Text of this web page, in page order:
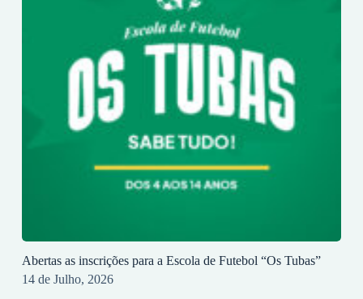
Abertas as inscrições para a Escola de Futebol “Os Tubas”
14 de Julho, 2026